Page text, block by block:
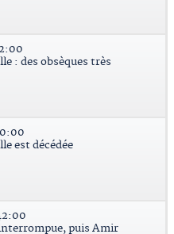
: des obsèques très
est décédée
puis Amir